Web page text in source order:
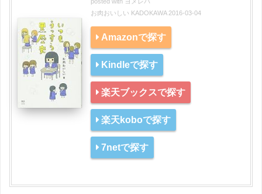
お肉おいしい KADOKAWA 2016-03-04
Amazonで探す
Kindleで探す
楽天ブックスで探す
楽天koboで探す
7netで探す